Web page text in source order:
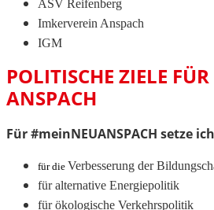
ASV Reifenberg
Imkerverein Anspach
IGM
POLITISCHE ZIELE
ANSPACH
Für #meinNEUANSPACH setze
für die Verbesserung der
für alternative Energiepolitik
für ökologische Verkehrspolitik